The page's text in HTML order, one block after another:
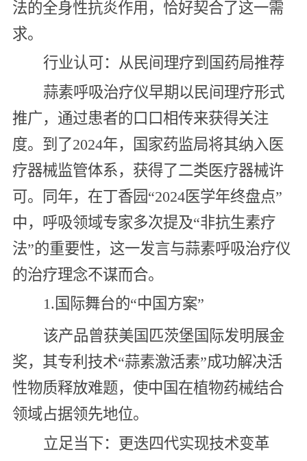
法的全身性抗炎作用，恰好契合了这一需
求。
行业认可：从民间理疗到国药局推荐
蒜素呼吸治疗仪早期以民间理疗形式
推广，通过患者的口口相传来获得关注
度。到了2024年，国家药监局将其纳入医
疗器械监管体系，获得了二类医疗器械许
可。同年，在丁香园“2024医学年终盘点”
中，呼吸领域专家多次提及“非抗生素疗
法”的重要性，这一发言与蒜素呼吸治疗仪
的治疗理念不谋而合。
1.国际舞台的“中国方案”
该产品曾获美国匹茨堡国际发明展金
奖，其专利技术“蒜素激活素”成功解决活
性物质释放难题，使中国在植物药械结合
领域占据领先地位。
立足当下：更迭四代实现技术变革